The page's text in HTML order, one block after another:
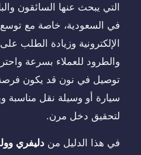
التي يبحث عنها السائقون
في السعودية، خاصة مع
الإلكترونية وزيادة الطلب
والطرود للعملاء بسرعة
توصيل في نون قد يكون
سيارة أو وسيلة نقل مناسبة
لتحقيق دخل مرن.
في هذا الدليل من دليفري